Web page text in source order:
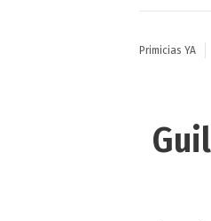
Primicias YA